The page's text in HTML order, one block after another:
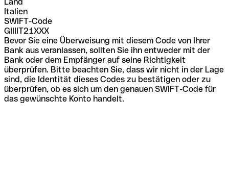
Italien
SWIFT-Code
GIIIIT21XXX
Bevor Sie eine Überweisung mit diesem Code von Ihrer
Bank aus veranlassen, sollten Sie ihn entweder mit der
Bank oder dem Empfänger auf seine Richtigkeit
überprüfen. Bitte beachten Sie, dass wir nicht in der Lage
sind, die Identität dieses Codes zu bestätigen oder zu
überprüfen, ob es sich um den genauen SWIFT-Code für
das gewünschte Konto handelt.